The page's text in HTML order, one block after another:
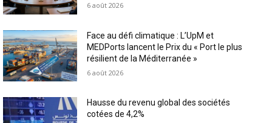
6 août 2026
Face au défi climatique : L’UpM et
MEDPorts lancent le Prix du « Port le plus
résilient de la Méditerranée »
6 août 2026
Hausse du revenu global des sociétés
cotées de 4,2%